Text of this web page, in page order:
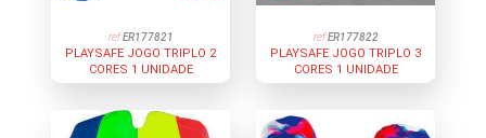
ref:ER177821
PLAYSAFE JOGO TRIPLO 2
CORES 1 UNIDADE
ref:ER177822
PLAYSAFE JOGO TRIPLO 3
CORES 1 UNIDADE